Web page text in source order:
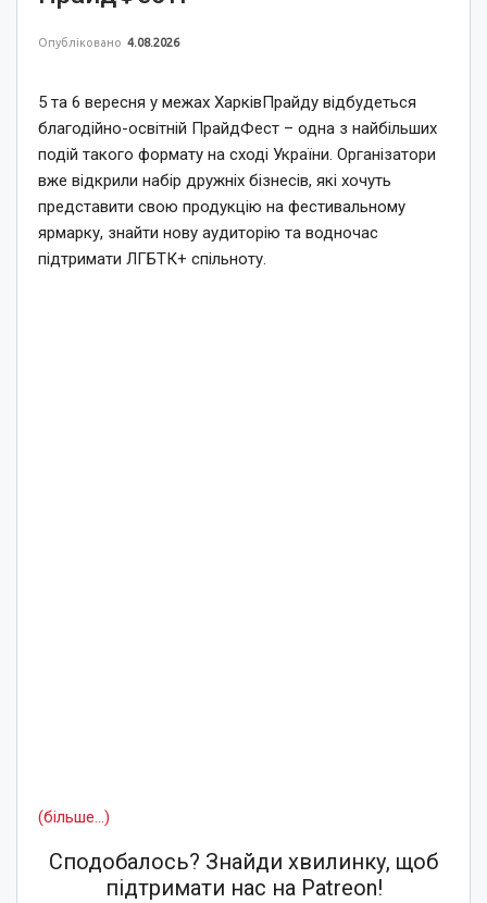
Опубліковано 4.08.2026
5 та 6 вересня у межах ХарківПрайду відбудеться
благодійно-освітній ПрайдФест – одна з найбільших
подій такого формату на сході України. Організатори
вже відкрили набір дружніх бізнесів, які хочуть
представити свою продукцію на фестивальному
ярмарку, знайти нову аудиторію та водночас
підтримати ЛГБТК+ спільноту.
(більше…)
Сподобалось? Знайди хвилинку, щоб
підтримати нас на Patreon!